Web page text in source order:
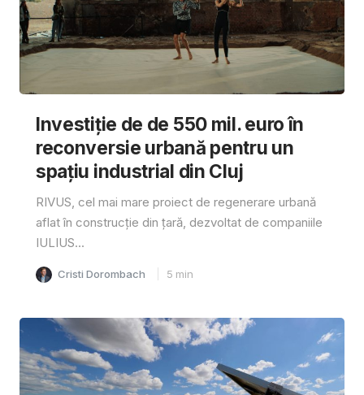
Investiție de de 550 mil. euro în
reconversie urbană pentru un
spațiu industrial din Cluj
RIVUS, cel mai mare proiect de regenerare urbană
aflat în construcție din țară, dezvoltat de companiile
IULIUS...
Cristi Dorombach 5 min